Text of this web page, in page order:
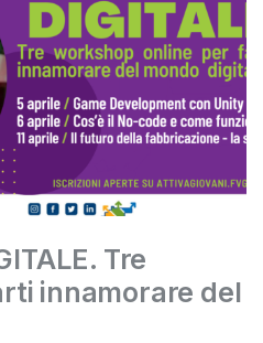
Tre
innamorare del